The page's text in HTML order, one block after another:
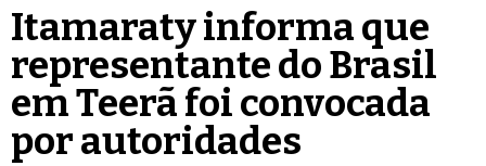
Itamaraty informa que
representante do Brasil
em Teerã foi convocada
por autoridades